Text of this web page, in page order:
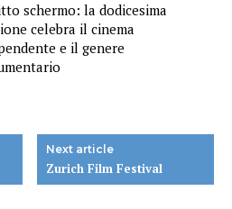
schermo: la dodicesima
celebra il cinema
e il genere
Next article
Zurich Film Festival